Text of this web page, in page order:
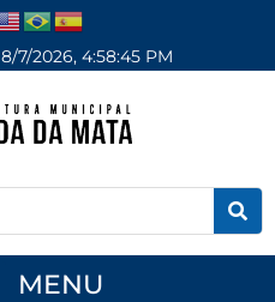
8/7/2026, 4:58:45 PM
MENU